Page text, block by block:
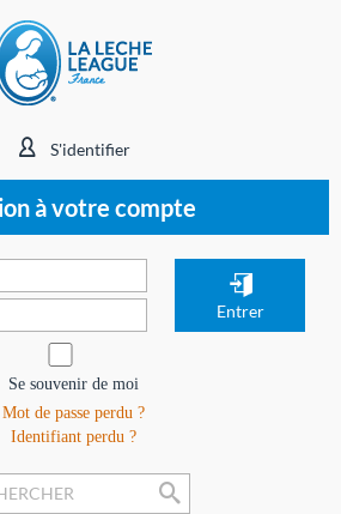
S'identifier
à votre compte
Se souvenir de moi
Mot de passe perdu ?
Identifiant perdu ?